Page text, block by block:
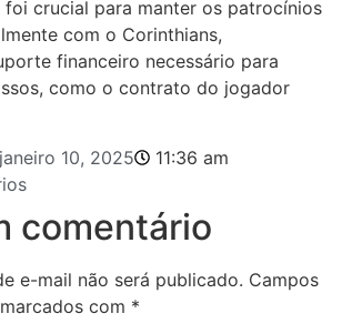
foi crucial para manter os patrocínios
com o Corinthians,
financeiro necessário para
como o contrato do jogador
janeiro 10, 2025
11:36 am
comentário
e-mail não será publicado. Campos
com *